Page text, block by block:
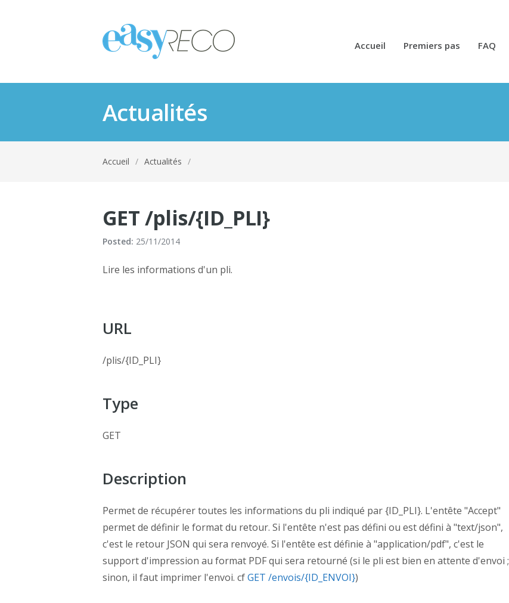
Accueil Premiers pas FAQ
Actualités
Accueil / Actualités /
GET /plis/{ID_PLI}
Posted: 25/11/2014
Lire les informations d'un pli.
URL
/plis/{ID_PLI}
Type
GET
Description
Permet de récupérer toutes les informations du pli indiqué par {ID_PLI}. L'entête "Accept"
permet de définir le format du retour. Si l'entête n'est pas défini ou est défini à "text/json",
c'est le retour JSON qui sera renvoyé. Si l'entête est définie à "application/pdf", c'est le
support d'impression au format PDF qui sera retourné (si le pli est bien en attente d'envoi ;
sinon, il faut imprimer l'envoi. cfGET /envois/{ID_ENVOI})